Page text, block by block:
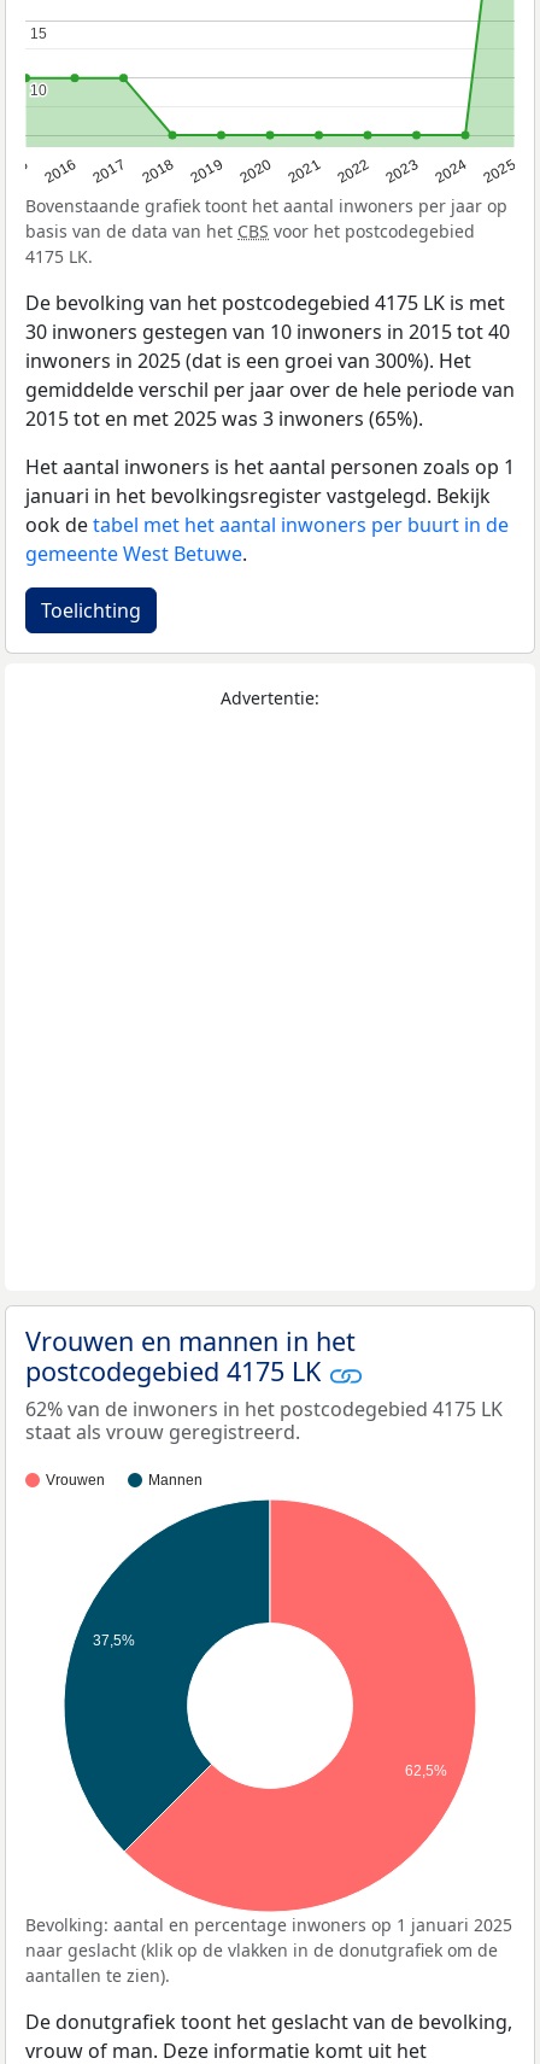
2016 2017 2018 2019 2020 2021 2022 2023 2024 2025
10
10
15
15
Bovenstaande grafiek toont het aantal inwoners per jaar op
basis van de data van het CBS voor het postcodegebied
4175 LK.
De bevolking van het postcodegebied 4175 LK is met
30 inwoners gestegen van 10 inwoners in 2015 tot 40
inwoners in 2025 (dat is een groei van 300%). Het
gemiddelde verschil per jaar over de hele periode van
2015 tot en met 2025 was 3 inwoners (65%).
Het aantal inwoners is het aantal personen zoals op 1
januari in het bevolkingsregister vastgelegd. Bekijk
ook detabel met het aantal inwoners per buurt in de
gemeente West Betuwe.
Toelichting
Advertentie:
Vrouwen en mannen in het
postcodegebied 4175 LK
62% van de inwoners in het postcodegebied 4175 LK
staat als vrouw geregistreerd.
Vrouwen Mannen
37,5%
62,5%
Bevolking: aantal en percentage inwoners op 1 januari 2025
naar geslacht (klik op de vlakken in de donutgrafiek om de
aantallen te zien).
De donutgrafiek toont het geslacht van de bevolking,
vrouw of man. Deze informatie komt uit het